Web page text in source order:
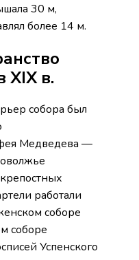
30 м,
более 14 м.
XIX в.
собора был
Медведева —
работали
соборе
соборе
Успенского